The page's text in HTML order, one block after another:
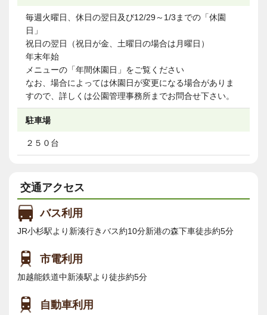
毎週火曜日、休日の翌日及び12/29～1/3までの「休園
日」
祝日の翌日（祝日が金、土曜日の場合は月曜日）
年末年始
メニューの「年間休園日」をご覧ください
なお、場合によっては休園日が変更になる場合がありま
すので、詳しくは公園管理事務所までお問合せ下さい。
駐車場
２５０台
交通アクセス
バス利用
JR小杉駅より新湊行きバス約10分新港の森下車徒歩約5分
市電利用
加越能鉄道中新湊駅より徒歩約5分
自動車利用